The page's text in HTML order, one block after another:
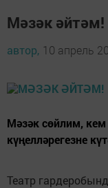
Мәзәк әйтәм!
автор, 10 апрель
Мәзәк сөйлим,
күңелләрегезне
Театр